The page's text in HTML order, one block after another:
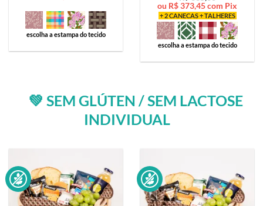
escolha a estampa do tecido
de 5
ou R$373,45com Pix
+ 2 CANECAS + TALHERES
escolha a estampa do tecido
💚 SEM GLÚTEN / SEM LACTOSE
INDIVIDUAL